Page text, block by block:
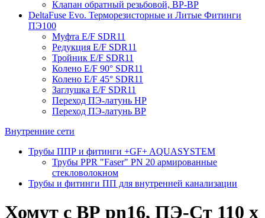
Клапан обратный резьбовой, ВР-ВР
DeltaFuse Evo. Терморезисторные и Литые Фитинги
ПЭ100
Муфта E/F SDR11
Редукция E/F SDR11
Тройник E/F SDR11
Колено E/F 90° SDR11
Колено E/F 45° SDR11
Заглушка E/F SDR11
Переход ПЭ-латунь НР
Переход ПЭ-латунь ВР
Внутренние сети
Трубы ППР и фитинги +GF+ AQUASYSTEM
Трубы PPR "Faser" PN 20 армированные
стекловолокном
Трубы и фитинги ПП для внутренней канализации
Хомут с ВР pn16, ПЭ-Ст 110 х